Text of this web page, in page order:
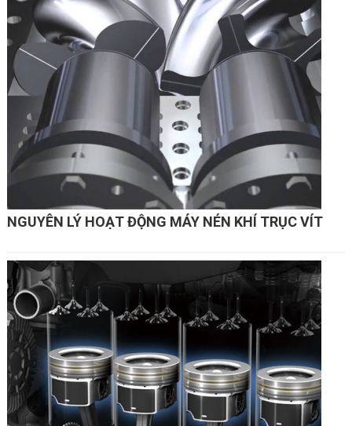
NGUYÊN LÝ HOẠT ĐỘNG MÁY NÉN KHÍ TRỤC VÍT